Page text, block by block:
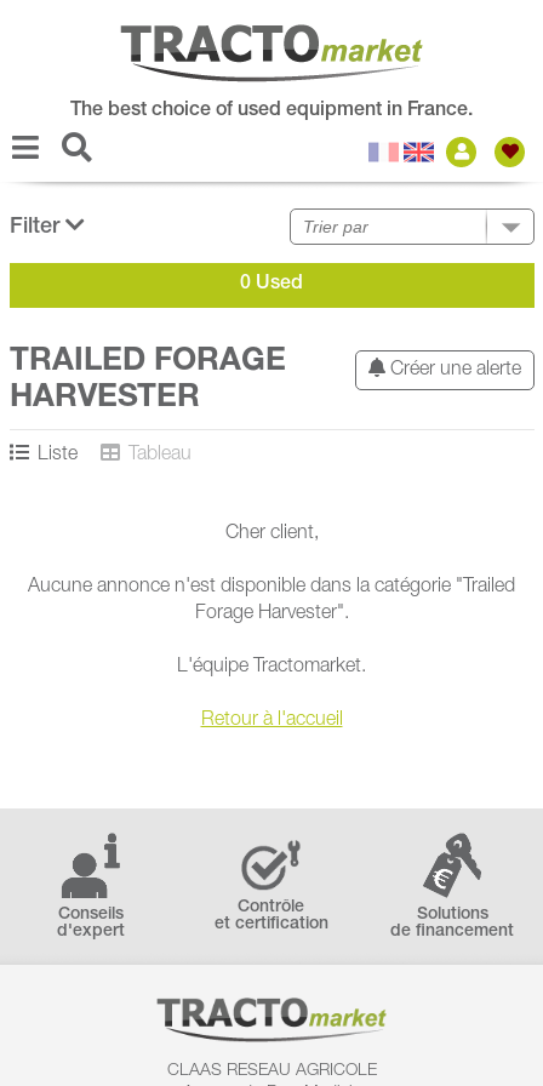
The best choice of used equipment in France.
Filter
0 Used
Créer une alerte
TRAILED FORAGE
HARVESTER
Liste Tableau
Cher client,
Aucune annonce n'est disponible dans la catégorie "Trailed
Forage Harvester".
L'équipe Tractomarket.
Retour à l'accueil
Conseils
d'expert
Contrôle
et certification
Solutions
de financement
CLAAS RESEAU AGRICOLE